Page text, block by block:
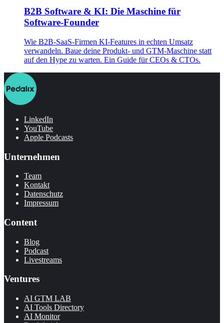
B2B Software & KI: Die Maschine für
Software-Founder
Wie B2B-SaaS-Firmen KI-Features in echten Umsatz
verwandeln. Baue deine Produkt- und GTM-Maschine statt
auf den Hype zu warten. Ein Guide für CEOs & CTOs.
LinkedIn
YouTube
Apple Podcasts
Unternehmen
Team
Kontakt
Datenschutz
Impressum
Content
Blog
Podcast
Livestreams
Ventures
AI GTM LAB
AI Tools Directory
AI Monitor